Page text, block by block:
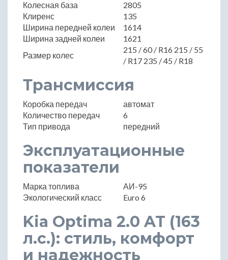
Колесная база
2805
Клиренс
135
Ширина передней колеи
1614
Ширина задней колеи
1621
Размер колес
215 / 60 / R16 215 / 55
/ R17 235 / 45 / R18
Трансмиссия
Коробка передач
автомат
Количество передач
6
Тип привода
передний
Эксплуатационные
показатели
Марка топлива
АИ-95
Экологический класс
Euro 6
Kia Optima 2.0 AT (163
л.с.): стиль, комфорт
и надежность